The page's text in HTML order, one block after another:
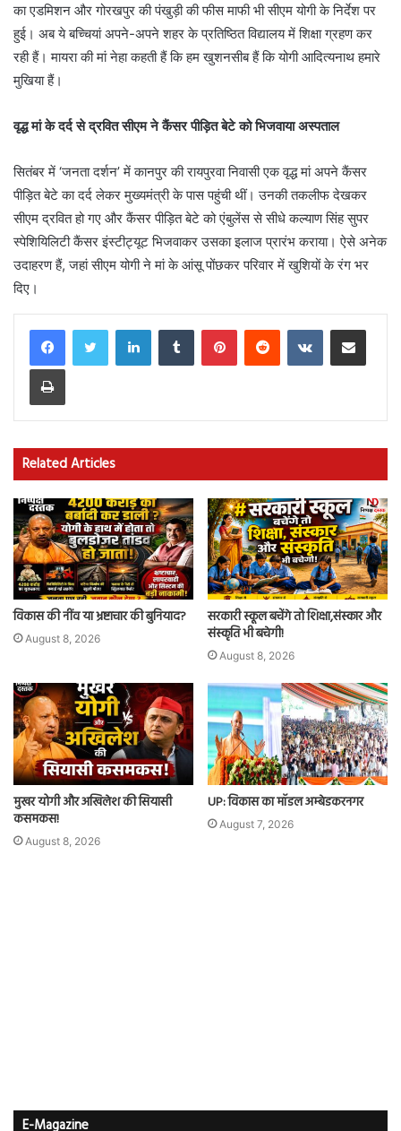
का एडमिशन और गोरखपुर की पंखुड़ी की फीस माफी भी सीएम योगी के निर्देश पर
हुई। अब ये बच्चियां अपने-अपने शहर के प्रतिष्ठित विद्यालय में शिक्षा ग्रहण कर
रही हैं। मायरा की मां नेहा कहती हैं कि हम खुशनसीब हैं कि योगी आदित्यनाथ हमारे
मुखिया हैं।
वृद्ध मां के दर्द से द्रवित सीएम ने कैंसर पीड़ित बेटे को भिजवाया अस्पताल
सितंबर में ‘जनता दर्शन’ में कानपुर की रायपुरवा निवासी एक वृद्ध मां अपने कैंसर
पीड़ित बेटे का दर्द लेकर मुख्यमंत्री के पास पहुंची थीं। उनकी तकलीफ देखकर
सीएम द्रवित हो गए और कैंसर पीड़ित बेटे को एंबुलेंस से सीधे कल्याण सिंह सुपर
स्पेशियिलिटी कैंसर इंस्टीट्यूट भिजवाकर उसका इलाज प्रारंभ कराया। ऐसे अनेक
उदाहरण हैं, जहां सीएम योगी ने मां के आंसू पोंछकर परिवार में खुशियों के रंग भर
दिए।
LinkedInTumblr PinterestReddit VKontakteShare via Email
Print
Related Articles
विकास की नींव या भ्रष्टाचार की बुनियाद?
August 8, 2026
सरकारी स्कूल बचेंगे तो शिक्षा,संस्कार और
संस्कृति भी बचेगी!
August 8, 2026
मुखर योगी और अखिलेश की सियासी
कसमकस!
August 8, 2026
UP: विकास का मॉडल अम्बेडकरनगर
August 7, 2026
E-Magazine